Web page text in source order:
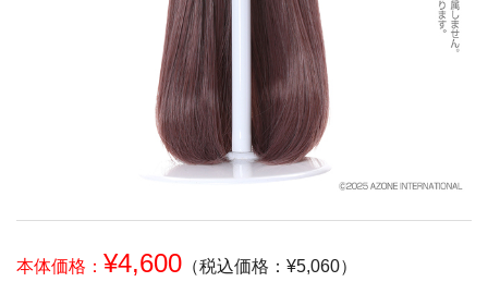
本体価格： ¥4,600 （税込価格：¥5,060）